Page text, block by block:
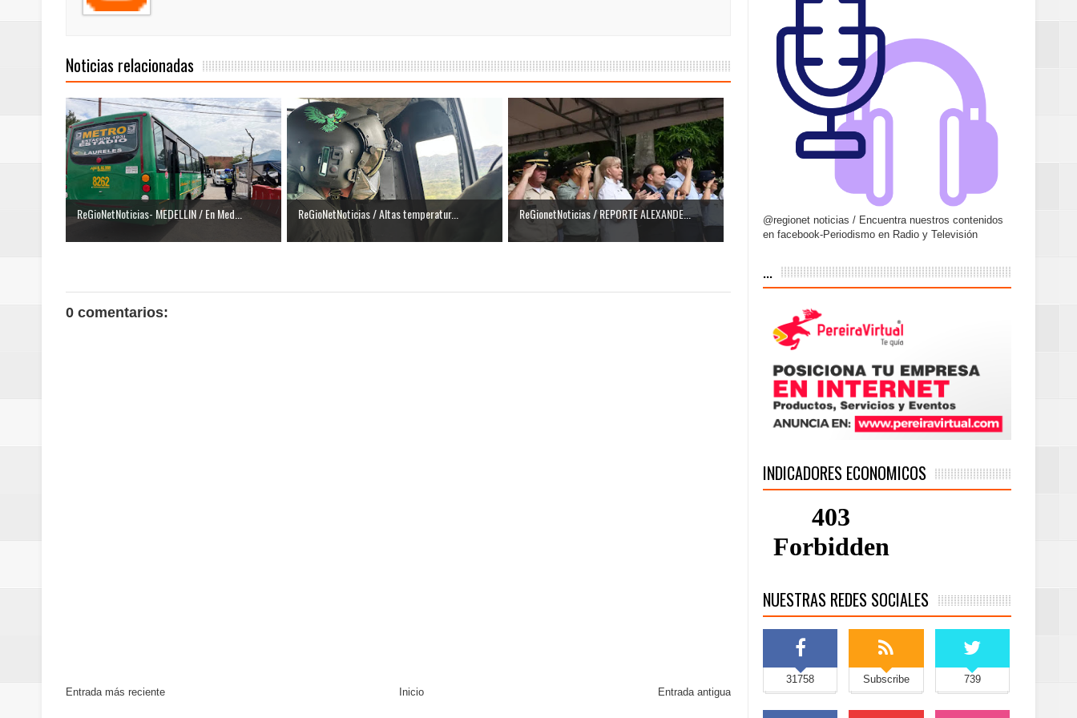
Noticias relacionadas
ReGioNetNoticias- MEDELLIN / En Med... ReGioNetNoticias / Altas temperatur... ReGionetNoticias / REPORTE ALEXANDE...
0 comentarios:
Entrada más reciente Entrada antigua
Inicio
@regionet noticias / Encuentra nuestros contenidos
en facebook-Periodismo en Radio y Televisión
...
INDICADORES ECONOMICOS
NUESTRAS REDES SOCIALES
31758 Subscribe 739